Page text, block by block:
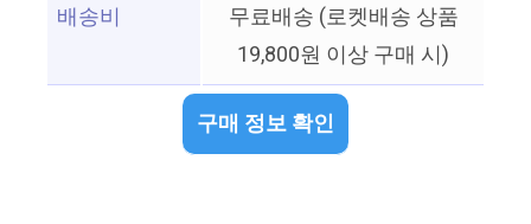
배송비
무료배송 (로켓배송 상품
19,800원 이상 구매 시)
구매 정보 확인